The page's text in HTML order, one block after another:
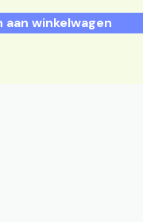
aan winkelwagen